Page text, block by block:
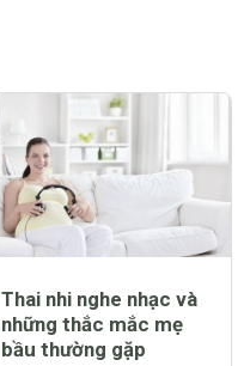
Thai nhi nghe nhạc và
những thắc mắc mẹ
bầu thường gặp